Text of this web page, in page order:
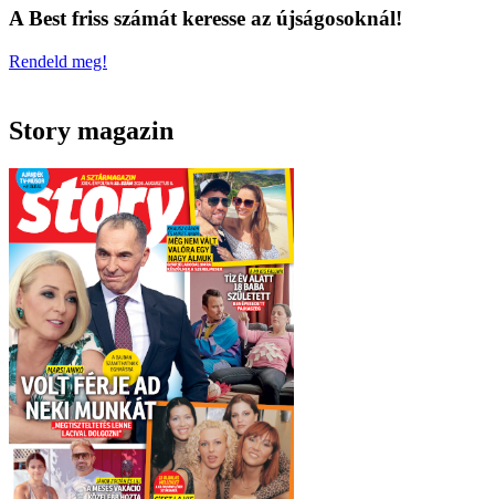
A Best friss számát keresse az újságosoknál!
Rendeld meg!
Story magazin